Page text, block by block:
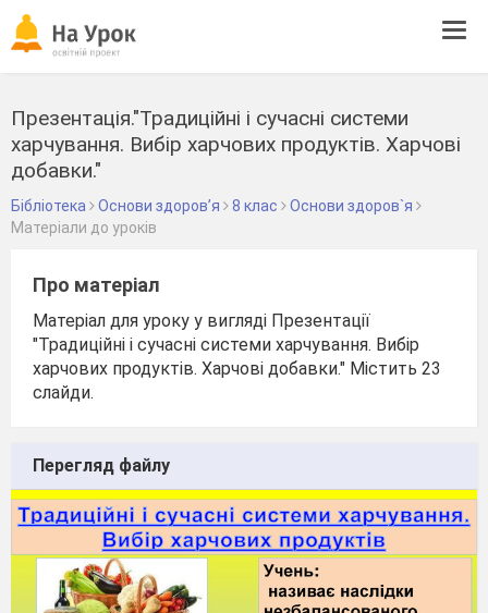
Презентація."Традиційні і сучасні системи
харчування. Вибір харчових продуктів. Харчові
добавки."
Бібліотека Основи здоров’я 8 клас
Основи здоров`я
Матеріали до уроків
Про матеріал
Матеріал для уроку у вигляді Презентації
"Традиційні і сучасні системи харчування. Вибір
харчових продуктів. Харчові добавки." Містить 23
слайди.
Перегляд файлу